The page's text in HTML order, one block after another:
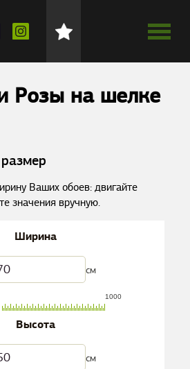
Розы на шелке
Ваших обоев: двигайте
значения вручную.
Ширина
см
1000
Высота
см